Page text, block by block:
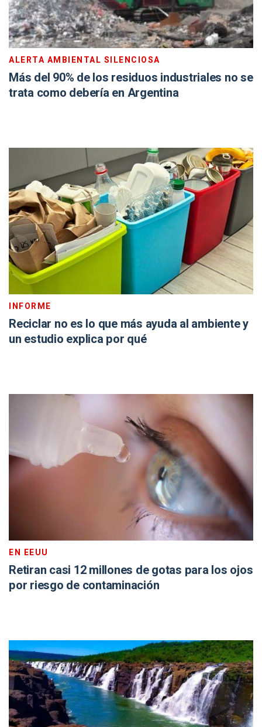
ALERTA AMBIENTAL SILENCIOSA
Más del 90% de los residuos industriales no se
trata como debería en Argentina
INFORME
Reciclar no es lo que más ayuda al ambiente y
un estudio explica por qué
EN EEUU
Retiran casi 12 millones de gotas para los ojos
por riesgo de contaminación